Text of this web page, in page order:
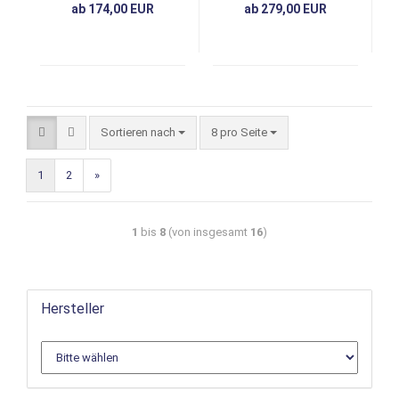
ab 174,00 EUR ab 279,00 EUR
Sortieren nach 8 pro Seite
1 2 »
1 bis 8 (von insgesamt 16)
Hersteller